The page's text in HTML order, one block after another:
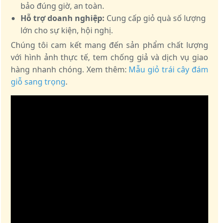
bảo đúng giờ, an toàn.
Hỗ trợ doanh nghiệp: Cung cấp giỏ quà số lượng
lớn cho sự kiện, hội nghị.
Chúng tôi cam kết mang đến sản phẩm chất lượng
với hình ảnh thực tế, tem chống giả và dịch vụ giao
hàng nhanh chóng. Xem thêm: Mẫu giỏ trái cây đám
giỗ sang trọng.